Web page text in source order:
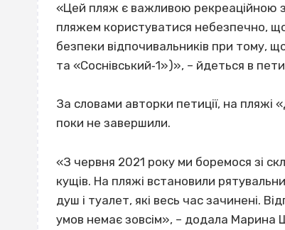
«Цей пляж є важливою рекреаційною
пляжем користуватися небезпечно,
безпеки відпочивальників при тому,
та «Соснівський‐1»)», – йдеться в
За словами авторки петиції, на пляжі
поки не завершили.
«З червня 2021 року ми боремося зі
кущів. На пляжі встановили
душ і туалет, які весь час зачинені.
умов немає зовсім», – додала Марина